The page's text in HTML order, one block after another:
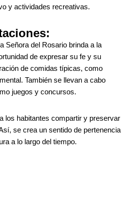
y actividades recreativas.
Señora del Rosario brinda a la
de expresar su fe y su
de comidas típicas, como
También se llevan a cabo
juegos y concursos.
los habitantes compartir y preservar
se crea un sentido de pertenencia
a lo largo del tiempo.